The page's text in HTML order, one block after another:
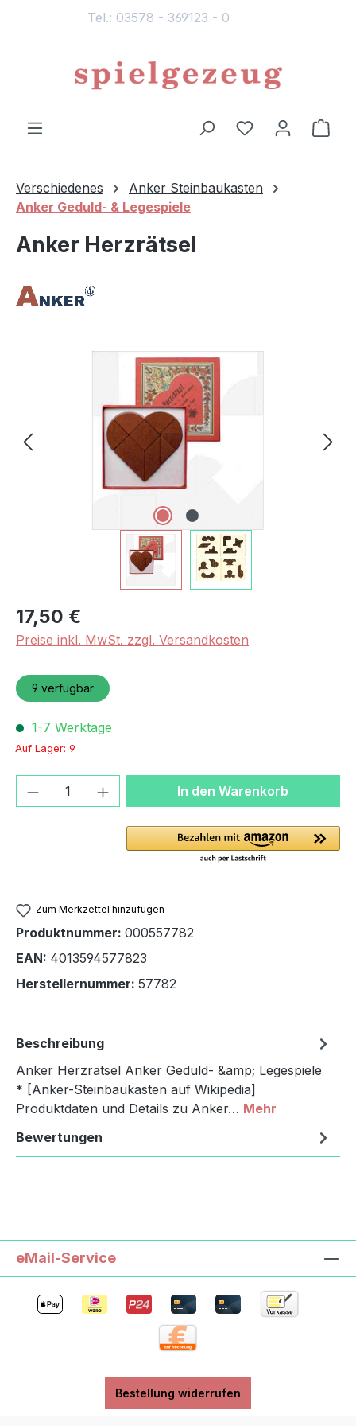
Tel.: 03578 - 369123 - 0
Du hast 0
Verschiedenes
Anker Steinbaukasten
Anker Geduld- & Legespiele
Anker Herzrätsel
Bildergalerie überspringen
17,50 €
Preise inkl. MwSt. zzgl. Versandkosten
9 verfügbar
1-7 Werktage
Auf Lager: 9
Produkt Anzahl: Gib denIn den Warenkorb
Zum Merkzettel hinzufügen
Produktnummer: 000557782
EAN: 4013594577823
Herstellernummer: 57782
Beschreibung
Anker Herzrätsel Anker Geduld- &amp; Legespiele
* [Anker-Steinbaukasten auf Wikipedia]
Produktdaten und Details zu Anker… Mehr
Bewertungen
eMail-Service
Bestellung widerrufen